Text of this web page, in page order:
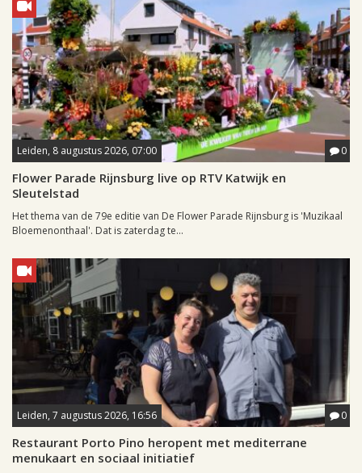
Leiden, 8 augustus 2026, 07:00 0
Flower Parade Rijnsburg live op RTV Katwijk en
Sleutelstad
Het thema van de 79e editie van De Flower Parade Rijnsburg is 'Muzikaal
Bloemenonthaal'. Dat is zaterdag te...
Leiden, 7 augustus 2026, 16:56 0
Restaurant Porto Pino heropent met mediterrane
menukaart en sociaal initiatief